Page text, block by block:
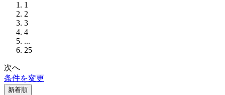
1
2
3
4
...
25
次へ
条件を変更
新着順